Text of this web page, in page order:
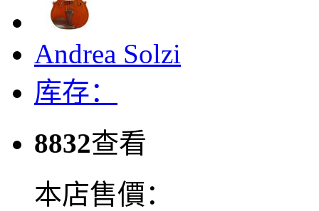
Andrea Solzi
库存：
8832查看
本店售價：